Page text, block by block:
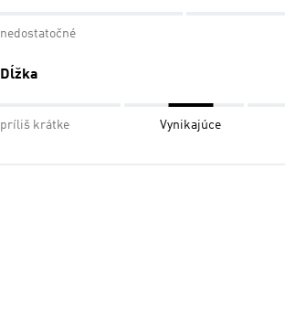
nedostatočné
Dĺžka
príliš krátke Vynikajúce